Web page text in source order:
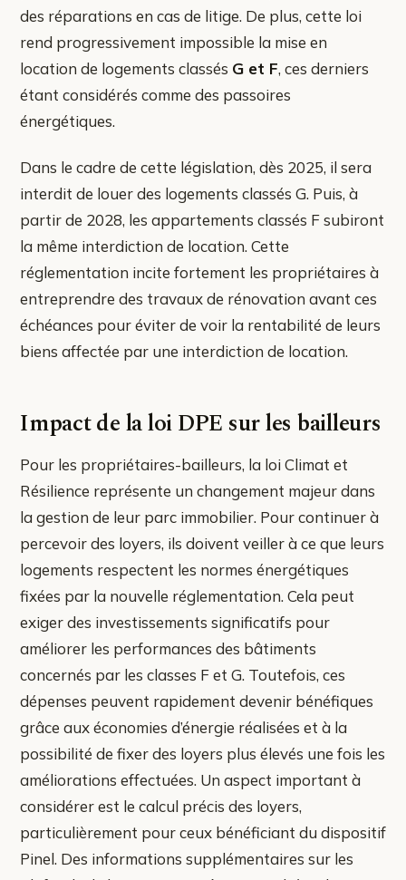
des réparations en cas de litige. De plus, cette loi
rend progressivement impossible la mise en
location de logements classés G et F, ces derniers
étant considérés comme des passoires
énergétiques.
Dans le cadre de cette législation, dès 2025, il sera
interdit de louer des logements classés G. Puis, à
partir de 2028, les appartements classés F subiront
la même interdiction de location. Cette
réglementation incite fortement les propriétaires à
entreprendre des travaux de rénovation avant ces
échéances pour éviter de voir la rentabilité de leurs
biens affectée par une interdiction de location.
Impact de la loi DPE sur les bailleurs
Pour les propriétaires-bailleurs, la loi Climat et
Résilience représente un changement majeur dans
la gestion de leur parc immobilier. Pour continuer à
percevoir des loyers, ils doivent veiller à ce que leurs
logements respectent les normes énergétiques
fixées par la nouvelle réglementation. Cela peut
exiger des investissements significatifs pour
améliorer les performances des bâtiments
concernés par les classes F et G. Toutefois, ces
dépenses peuvent rapidement devenir bénéfiques
grâce aux économies d’énergie réalisées et à la
possibilité de fixer des loyers plus élevés une fois les
améliorations effectuées. Un aspect important à
considérer est le calcul précis des loyers,
particulièrement pour ceux bénéficiant du dispositif
Pinel. Des informations supplémentaires sur les